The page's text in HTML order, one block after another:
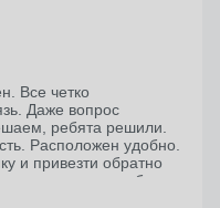
Все четко
Даже вопрос
ребята решили.
Расположен удобно.
и привезти обратно
рядом, удобно